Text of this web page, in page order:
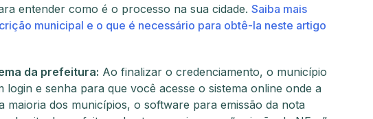
entender como é o processo na sua cidade. Saiba mais
municipal e o que é necessário para obtê-la neste artigo
da prefeitura: Ao finalizar o credenciamento, o município
login e senha para que você acesse o sistema online onde a
maioria dos municípios, o software para emissão da nota